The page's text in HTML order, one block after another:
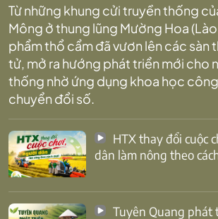
Từ những khung cửi truyền thống
Mông ở thung lũng Mường Hoa
phẩm thổ cẩm đã vươn lên các sàn
tử, mở ra hướng phát triển mới cho
thống nhờ ứng dụng khoa học
chuyển đổi số.
dân làm nông theo